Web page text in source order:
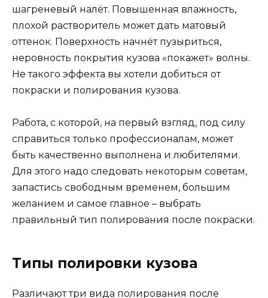
шагреневый налёт. Повышенная влажность,
плохой растворитель может дать матовый
оттенок. Поверхность начнёт пузыриться,
неровность покрытия кузова «покажет» волны.
Не такого эффекта вы хотели добиться от
покраски и полирования кузова.
Работа, с которой, на первый взгляд, под силу
справиться только профессионалам, может
быть качественно выполнена и любителями.
Для этого надо следовать некоторым советам,
запастись свободным временем, большим
желанием и самое главное – выбрать
правильный тип полирования после покраски.
Типы полировки кузова
Различают три вида полирования после